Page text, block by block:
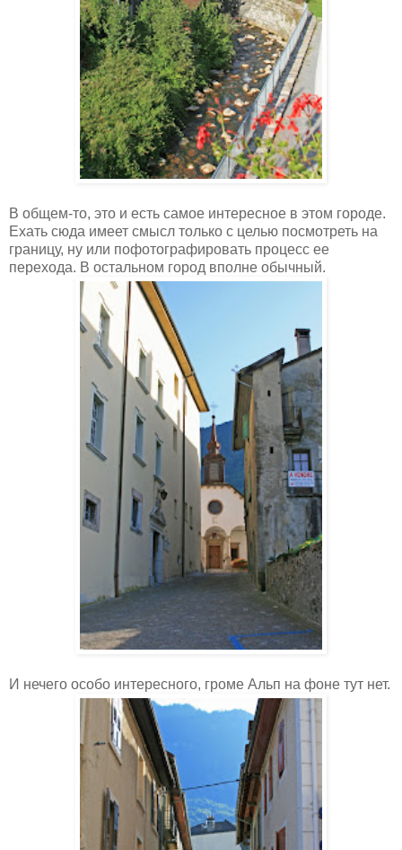
В общем-то, это и есть самое интересное в этом городе.
Ехать сюда имеет смысл только с целью посмотреть на
границу, ну или пофотографировать процесс ее
перехода. В остальном город вполне обычный.
И нечего особо интересного, громе Альп на фоне тут нет.